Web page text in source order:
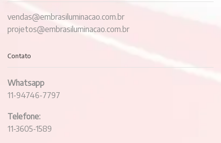
vendas@embrasiluminacao.com.br
projetos@embrasiluminacao.com.br
Contato
Whatsapp
11-94746-7797
Telefone:
11-3605-1589